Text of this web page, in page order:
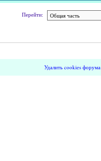
Перейти:
Удалить cookies форума